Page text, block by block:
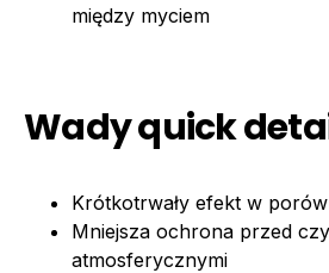
między myciem
Wady quick
Krótkotrwały efekt w
Mniejsza ochrona przed
atmosferycznymi